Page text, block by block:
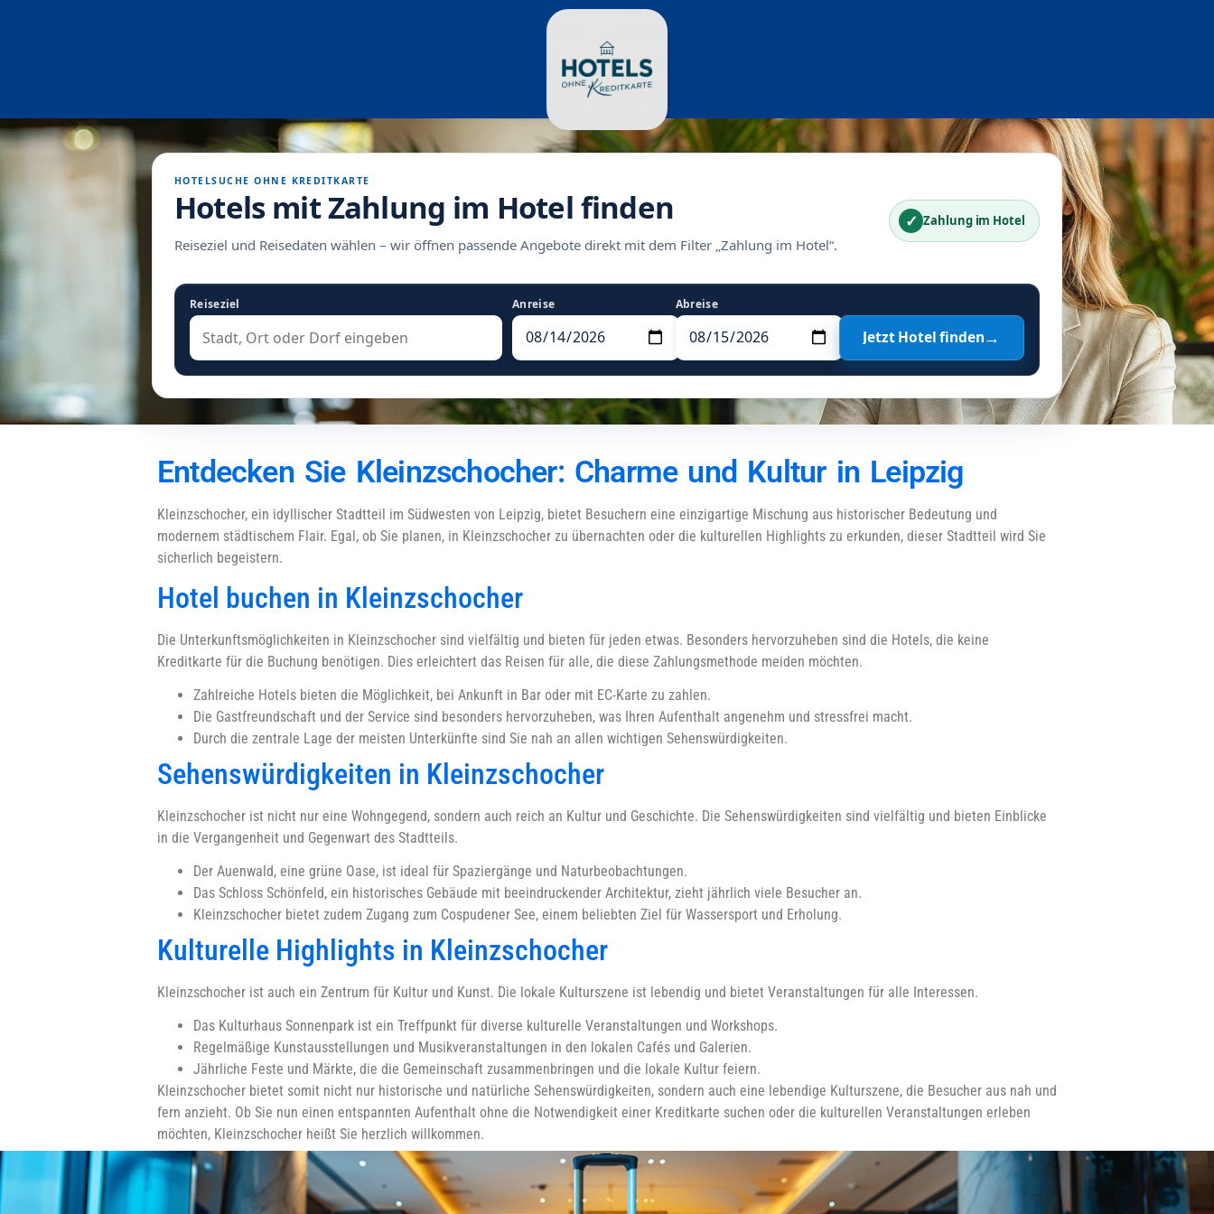
HOTELSUCHE OHNE KREDITKARTE
Hotels mit Zahlung im Hotel finden
Reiseziel und Reisedaten wählen – wir öffnen passende Angebote direkt mit dem Filter „Zahlung im Hotel“.
✓ Zahlung im Hotel
Reiseziel Anreise Abreise
Jetzt Hotel finden→
Entdecken Sie Kleinzschocher: Charme und Kultur in Leipzig
Kleinzschocher, ein idyllischer Stadtteil im Südwesten von Leipzig, bietet Besuchern eine einzigartige Mischung aus historischer Bedeutung und
modernem städtischem Flair. Egal, ob Sie planen, in Kleinzschocher zu übernachten oder die kulturellen Highlights zu erkunden, dieser Stadtteil wird Sie
sicherlich begeistern.
Hotel buchen in Kleinzschocher
Die Unterkunftsmöglichkeiten in Kleinzschocher sind vielfältig und bieten für jeden etwas. Besonders hervorzuheben sind die Hotels, die keine
Kreditkarte für die Buchung benötigen. Dies erleichtert das Reisen für alle, die diese Zahlungsmethode meiden möchten.
Zahlreiche Hotels bieten die Möglichkeit, bei Ankunft in Bar oder mit EC-Karte zu zahlen.
Die Gastfreundschaft und der Service sind besonders hervorzuheben, was Ihren Aufenthalt angenehm und stressfrei macht.
Durch die zentrale Lage der meisten Unterkünfte sind Sie nah an allen wichtigen Sehenswürdigkeiten.
Sehenswürdigkeiten in Kleinzschocher
Kleinzschocher ist nicht nur eine Wohngegend, sondern auch reich an Kultur und Geschichte. Die Sehenswürdigkeiten sind vielfältig und bieten Einblicke
in die Vergangenheit und Gegenwart des Stadtteils.
Der Auenwald, eine grüne Oase, ist ideal für Spaziergänge und Naturbeobachtungen.
Das Schloss Schönfeld, ein historisches Gebäude mit beeindruckender Architektur, zieht jährlich viele Besucher an.
Kleinzschocher bietet zudem Zugang zum Cospudener See, einem beliebten Ziel für Wassersport und Erholung.
Kulturelle Highlights in Kleinzschocher
Kleinzschocher ist auch ein Zentrum für Kultur und Kunst. Die lokale Kulturszene ist lebendig und bietet Veranstaltungen für alle Interessen.
Das Kulturhaus Sonnenpark ist ein Treffpunkt für diverse kulturelle Veranstaltungen und Workshops.
Regelmäßige Kunstausstellungen und Musikveranstaltungen in den lokalen Cafés und Galerien.
Jährliche Feste und Märkte, die die Gemeinschaft zusammenbringen und die lokale Kultur feiern.
Kleinzschocher bietet somit nicht nur historische und natürliche Sehenswürdigkeiten, sondern auch eine lebendige Kulturszene, die Besucher aus nah und
fern anzieht. Ob Sie nun einen entspannten Aufenthalt ohne die Notwendigkeit einer Kreditkarte suchen oder die kulturellen Veranstaltungen erleben
möchten, Kleinzschocher heißt Sie herzlich willkommen.